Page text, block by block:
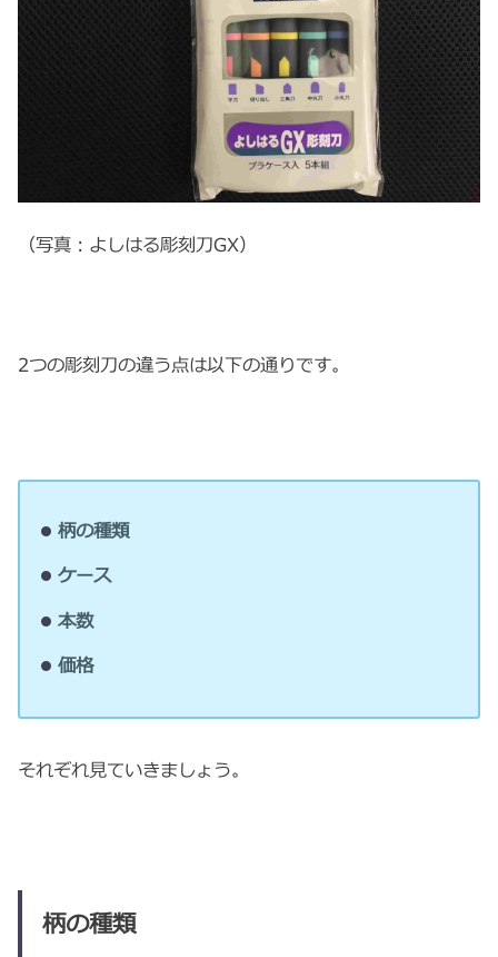
（写真：よしはる彫刻刀GX）
2つの彫刻刀の違う点は以下の通りです。
柄の種類
ケース
本数
価格
それぞれ見ていきましょう。
柄の種類